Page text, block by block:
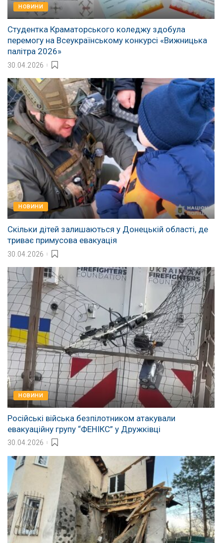
НОВИНИ
Студентка Краматорського коледжу здобула
перемогу на Всеукраїнському конкурсі «Вижницька
палітра 2026»
30.04.2026
НОВИНИ
Скільки дітей залишаються у Донецькій області, де
триває примусова евакуація
30.04.2026
НОВИНИ
Російські війська безпілотником атакували
евакуаційну групу “ФЕНІКС” у Дружківці
30.04.2026